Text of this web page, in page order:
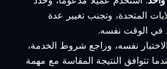
المتحدة، وتجنب تغيير عدة
في الوقت نفسه.
نفسه، وراجع شروط الخدمة،
تتوافق النتيجة المقاسة مع مهمة